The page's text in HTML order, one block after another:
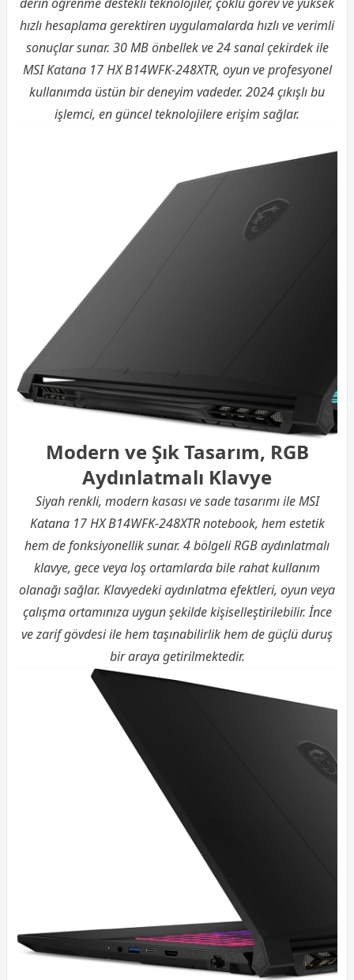
derin öğrenme destekli teknolojiler, çoklu görev ve yüksek
hızlı hesaplama gerektiren uygulamalarda hızlı ve verimli
sonuçlar sunar. 30 MB önbellek ve 24 sanal çekirdek ile
MSI Katana 17 HX B14WFK-248XTR, oyun ve profesyonel
kullanımda üstün bir deneyim vadeder. 2024 çıkışlı bu
işlemci, en güncel teknolojilere erişim sağlar.
Modern ve Şık Tasarım, RGB
Aydınlatmalı Klavye
Siyah renkli, modern kasası ve sade tasarımı ile MSI
Katana 17 HX B14WFK-248XTR notebook, hem estetik
hem de fonksiyonellik sunar. 4 bölgeli RGB aydınlatmalı
klavye, gece veya loş ortamlarda bile rahat kullanım
olanağı sağlar. Klavyedeki aydınlatma efektleri, oyun veya
çalışma ortamınıza uygun şekilde kişiselleştirilebilir. İnce
ve zarif gövdesi ile hem taşınabilirlik hem de güçlü duruş
bir araya getirilmektedir.